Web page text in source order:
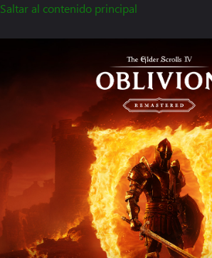
Saltar al contenido principal